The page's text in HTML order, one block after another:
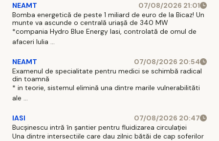
NEAMT
07/08/2026 21:01
Bomba energetică de peste 1 miliard de euro de la Bicaz! Un
munte va ascunde o centrală uriașă de 340 MW
*compania Hydro Blue Energy Iasi, controlată de omul de
afaceri Iulia ...
NEAMT
07/08/2026 20:54
Examenul de specialitate pentru medici se schimbă radical
din toamnă
* in teorie, sistemul elimină una dintre marile vulnerabilităti
ale ...
IASI
07/08/2026 20:47
Bucșinescu intră în șantier pentru fluidizarea circulației
Una dintre intersectiile care dau zilnic bătăi de cap soferilor